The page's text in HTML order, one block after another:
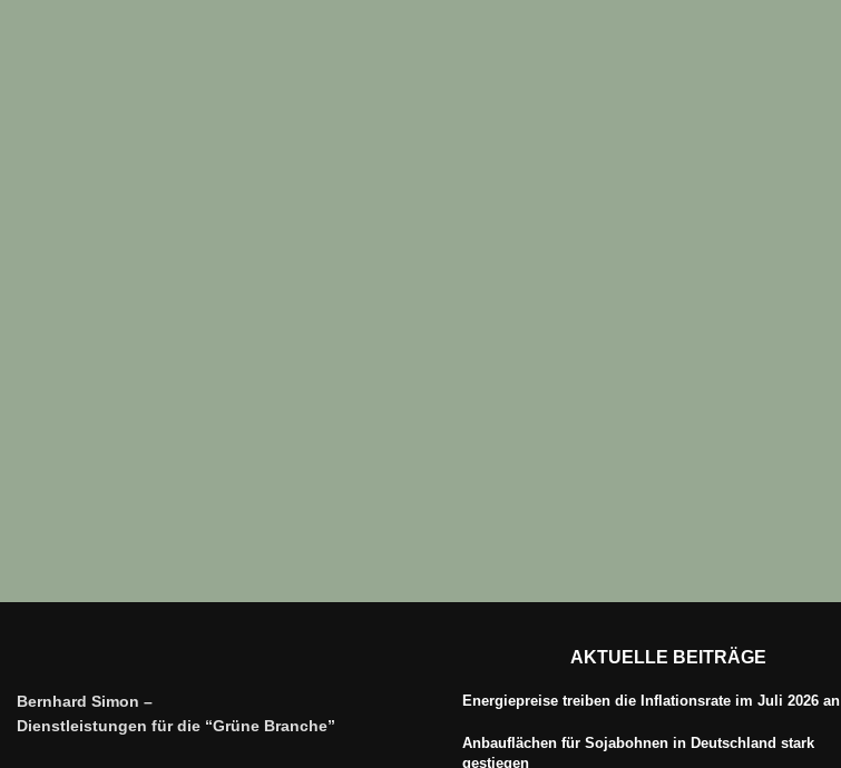
Bernhard Simon –
Dienstleistungen für die “Grüne Branche”
AKTUELLE BEITRÄGE
Energiepreise treiben die Inflationsrate im Juli 2026 an
Anbauflächen für Sojabohnen in Deutschland stark
gestiegen